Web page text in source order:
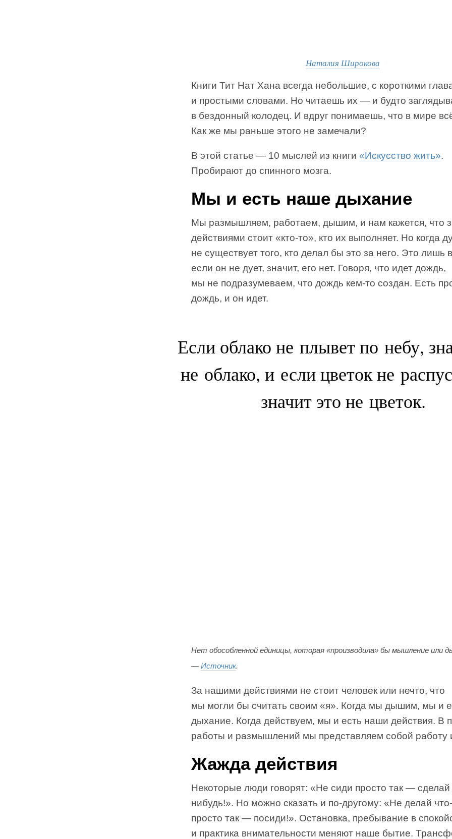
Наталия Широкова
Книги Тит Нат Хана всегда небольшие, с короткими
и простыми словами. Но читаешь их — и будто
в бездонный колодец. И вдруг понимаешь, что в мире
Как же мы раньше этого не замечали?
В этой статье — 10 мыслей из книги «Искусство жить».
Пробирают до спинного мозга.
Мы и есть наше дыхание
Мы размышляем, работаем, дышим, и нам кажется, что
действиями стоит «кто-то», кто их выполняет. Но когда
не существует того, кто делал бы это за него. Это лишь
если он не дует, значит, его нет. Говоря, что идет дождь,
мы не подразумеваем, что дождь кем-то создан. Есть
дождь, и он идет.
Если облако не плывет по небу,
не облако, и если цветок не
значит это не цветок.
Нет обособленной единицы, которая «производила» бы мышление или
— Источник.
За нашими действиями не стоит человек или нечто, что
мы могли бы считать своим «я». Когда мы дышим, мы и
дыхание. Когда действуем, мы и есть наши действия. В
работы и размышлений мы представляем собой работу
Жажда действия
Некоторые люди говорят: «Не сиди просто так — сделай
нибудь!». Но можно сказать и по-другому: «Не делай
просто так — посиди!». Остановка, пребывание в
и практика внимательности меняют наше бытие.